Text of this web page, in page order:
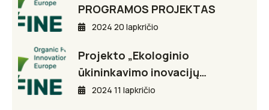
PROGRAMOS PROJEKTAS
2024 20 lapkričio
Projekto „Ekologinio
ūkininkavimo inovacijų…
2024 11 lapkričio